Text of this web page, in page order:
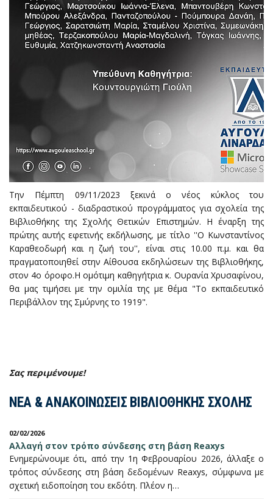
Την Πέμπτη 09/11/2023 ξεκινά ο νέος κύκλος του
εκπαιδευτικού - διαδραστικού προγράμματος για σχολεία της
Βιβλιοθήκης της Σχολής Θετικών Επιστημών. Η έναρξη της
πρώτης αυτής εφετινής εκδήλωσης, με τίτλο ''Ο Κωνσταντίνος
Καραθεοδωρή και η ζωή του'', είναι στις 10.00 π.μ. και θα
πραγματοποιηθεί στην Αίθουσα εκδηλώσεων της Βιβλιοθήκης,
στον 4ο όροφο.Η ομότιμη καθηγήτρια κ. Ουρανία Χρυσαφίνου,
θα μας τιμήσει με την ομιλία της με θέμα "Το εκπαιδευτικό
Περιβάλλον της Σμύρνης το 1919".
Σας περιμένουμε!
ΝΕΑ & ΑΝΑΚΟΙΝΩΣΕΙΣ ΒΙΒΛΙΟΘΗΚΗΣ ΣΧΟΛΗΣ
02/02/2026
Αλλαγή στον τρόπο σύνδεσης στη βάση Reaxys
Ενημερώνουμε ότι, από την 1η Φεβρουαρίου 2026, άλλαξε ο
τρόπος σύνδεσης στη βάση δεδομένων Reaxys, σύμφωνα με
σχετική ειδοποίηση του εκδότη. Πλέον η…